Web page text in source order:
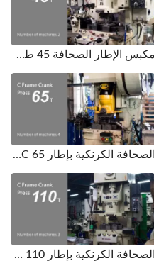
مكبس الإطار الصحافة 45 طن. عدد الآلات 2.
الصحافة الكرنكية بإطار C 65 طن. عدد الآلات 4.
الصحافة الكرنكية بإطار C 110 طن. عدد الآلات 3.